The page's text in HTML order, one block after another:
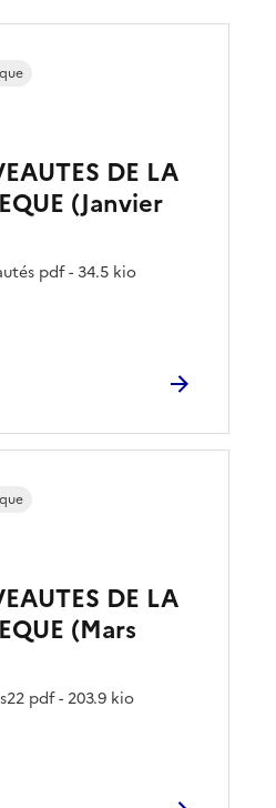
DE LA
(Janvier
pdf - 34.5 kio
DE LA
(Mars
pdf - 203.9 kio